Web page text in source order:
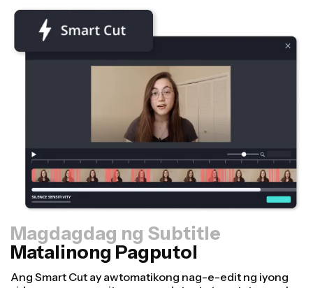
Magdagdag ng Subtitle
Matalinong Pagputol
Resizer